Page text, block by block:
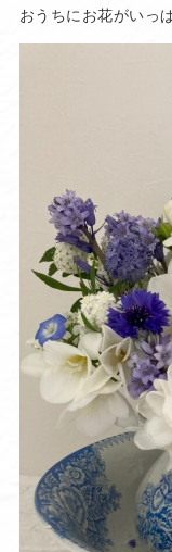
おうちにお花がいっ